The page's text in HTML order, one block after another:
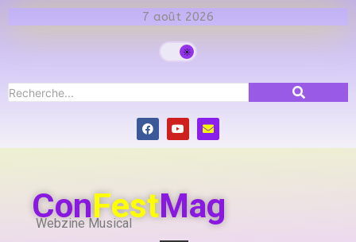
7 août 2026
ConFestMag
Webzine Musical